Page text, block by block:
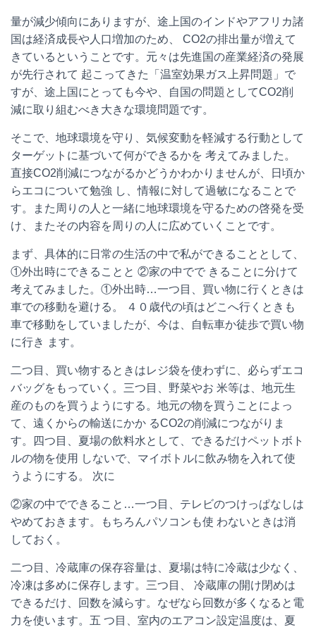
量が減少傾向にありますが、途上国のインドやアフリカ諸
国は経済成長や人口増加のため、 CO2の排出量が増えて
きているということです。元々は先進国の産業経済の発展
が先行されて 起こってきた「温室効果ガス上昇問題」で
すが、途上国にとっても今や、自国の問題としてCO2削
減に取り組むべき大きな環境問題です。
そこで、地球環境を守り、気候変動を軽減する行動として
ターゲットに基づいて何ができるかを 考えてみました。
直接CO2削減につながるかどうかわかりませんが、日頃か
らエコについて勉強 し、情報に対して過敏になることで
す。また周りの人と一緒に地球環境を守るための啓発を受
け、またその内容を周りの人に広めていくことです。
まず、具体的に日常の生活の中で私ができることとして、
①外出時にできることと ②家の中でで きることに分けて
考えてみました。①外出時…一つ目、 買い物に行くときは
車での移動を避ける。 ４０歳代の頃はどこへ行くときも
車で移動をしていましたが、今は、自転車か徒歩で買い物
に行き ます。
二つ目
、買い物するときはレジ袋を使わずに、必らずエコ
バッグをもっていく。 三つ目
、野菜やお 米等は、地元生
産のものを買うようにする。地元の物を買うことによっ
て、遠くからの輸送にかか るCO2の削減につながりま
す。
四つ目、 夏場の飲料水として、できるだけペットボト
ルの物を使用 しないで、マイボトルに飲み物を入れて使
うようにする。 次に
②家の中でできること …一つ目
、テレビのつけっぱなしは
やめておきます。もちろんパソコンも使 わないときは消
しておく。
二つ目
、冷蔵庫の保存容量は、夏場は特に冷蔵は少なく、
冷凍は多めに保存します。 三つ目、
冷蔵庫の開け閉めは
できるだけ、回数を減らす。なぜなら回数が多くなると電
力を使います。 五 つ目
、室内のエアコン設定温度は、夏